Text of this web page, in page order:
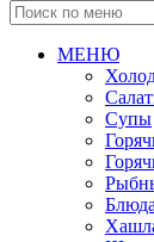
МЕНЮ
Супы